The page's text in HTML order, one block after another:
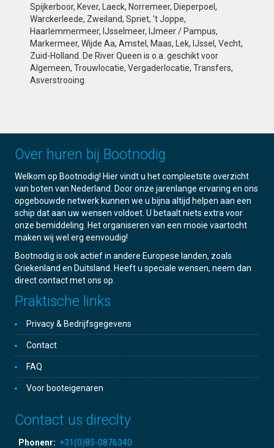
Spijkerboor, Kever, Laeck, Norremeer, Dieperpoel,
Warckerleede, Zweiland, Spriet, 't Joppe,
Haarlemmermeer, IJsselmeer, IJmeer / Pampus,
Markermeer, Wijde Aa, Amstel, Maas, Lek, IJssel, Vecht,
Zuid-Holland. De River Queen is o.a. geschikt voor
Algemeen, Trouwlocatie, Vergaderlocatie, Transfers,
Asverstrooing.
Over huren bij Bootnodig
Welkom op Bootnodig! Hier vindt u het compleetste overzicht
van boten van Nederland. Door onze jarenlange ervaring en ons
opgebouwde netwerk kunnen we u bijna altijd helpen aan een
schip dat aan uw wensen voldoet. U betaalt niets extra voor
onze bemiddeling. Het organiseren van een mooie vaartocht
maken wij wel erg eenvoudig!
Bootnodig is ook actief in andere Europese landen, zoals
Griekenland en Duitsland. Heeft u speciale wensen, neem dan
direct contact met ons op.
Praktische links
Privacy & Bedrijfsgegevens
Contact
FAQ
Voor booteigenaren
Contact us direclty
Phonenr: +31(0)85-0876340